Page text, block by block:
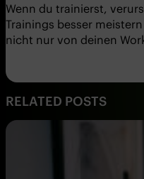
Wenn du trainierst,
Trainings besser
nicht nur von deinen
RELATED POSTS